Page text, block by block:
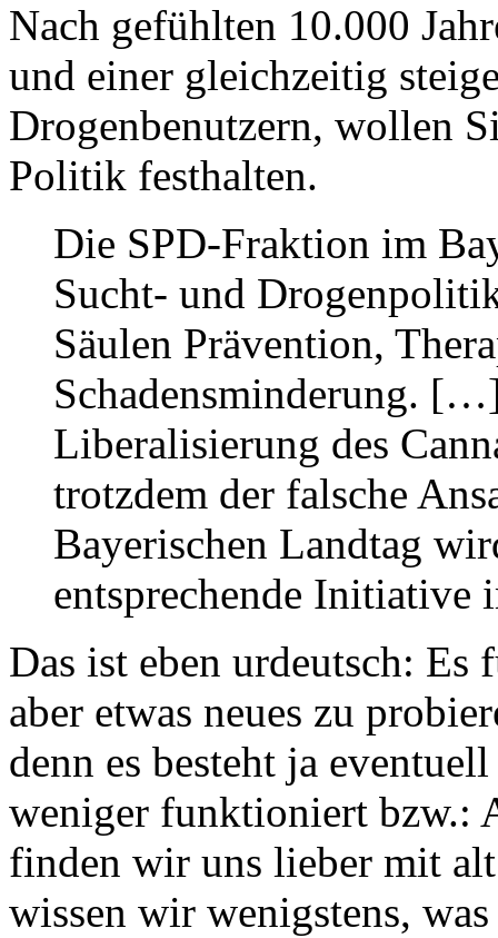
Nach gefühlten 10.000
und einer gleichzeitig
Drogenbenutzern, wollen
Politik festhalten.
Die SPD-Fraktion im
Sucht- und
Säulen Prävention,
Schadensminderung.
Liberalisierung des
trotzdem der falsche
Bayerischen Landtag
entsprechende Initiative
Das ist eben urdeutsch:
aber etwas neues zu
denn es besteht ja
weniger funktioniert bzw.:
finden wir uns lieber mit
wissen wir wenigstens,